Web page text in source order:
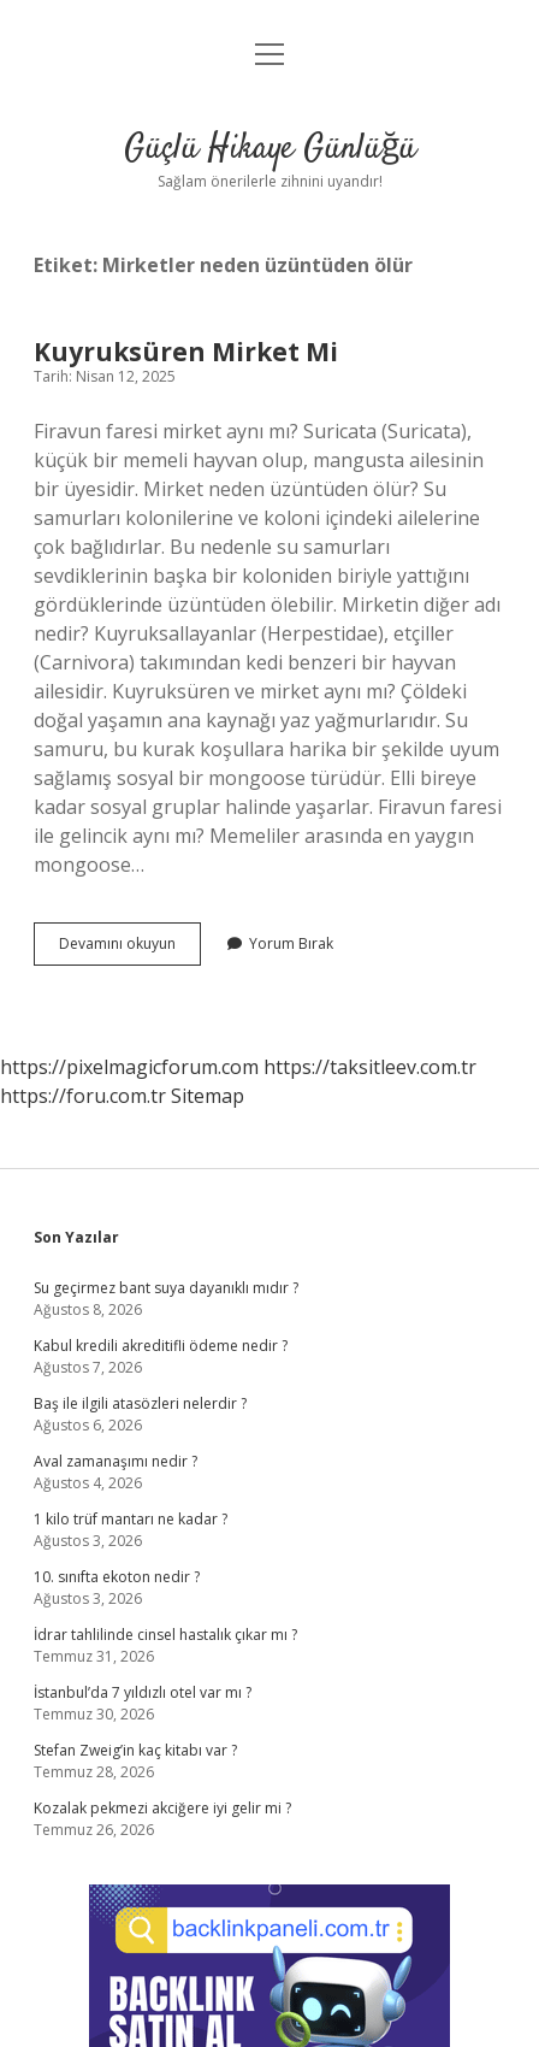
Anasayfa
Yasal Uyarı
menüyü
Güçlü Hikaye Günlüğü
Sağlam önerilerle zihnini uyandır!
Etiket: Mirketler neden üzüntüden ölür
Kuyruksüren Mirket Mi
Tarih: Nisan 12, 2025
Firavun faresi mirket aynı mı? Suricata (Suricata),
küçük bir memeli hayvan olup, mangusta ailesinin
bir üyesidir. Mirket neden üzüntüden ölür? Su
samurları kolonilerine ve koloni içindeki ailelerine
çok bağlıdırlar. Bu nedenle su samurları
sevdiklerinin başka bir koloniden biriyle yattığını
gördüklerinde üzüntüden ölebilir. Mirketin diğer adı
nedir? Kuyruksallayanlar (Herpestidae), etçiller
(Carnivora) takımından kedi benzeri bir hayvan
ailesidir. Kuyruksüren ve mirket aynı mı? Çöldeki
doğal yaşamın ana kaynağı yaz yağmurlarıdır. Su
samuru, bu kurak koşullara harika bir şekilde uyum
sağlamış sosyal bir mongoose türüdür. Elli bireye
kadar sosyal gruplar halinde yaşarlar. Firavun faresi
ile gelincik aynı mı? Memeliler arasında en yaygın
mongoose…
Devamını okuyun Kuyruksüren
Mirket
Yorum Bırak
https://pixelmagicforum.com https://taksitleev.com.tr
https://foru.com.trSitemap
Sidebar
Son Yazılar
Su geçirmez bant suya dayanıklı mıdır ?
Ağustos 8, 2026
Kabul kredili akreditifli ödeme nedir ?
Ağustos 7, 2026
Baş ile ilgili atasözleri nelerdir ?
Ağustos 6, 2026
Aval zamanaşımı nedir ?
Ağustos 4, 2026
1 kilo trüf mantarı ne kadar ?
Ağustos 3, 2026
10. sınıfta ekoton nedir ?
Ağustos 3, 2026
İdrar tahlilinde cinsel hastalık çıkar mı ?
Temmuz 31, 2026
İstanbul’da 7 yıldızlı otel var mı ?
Temmuz 30, 2026
Stefan Zweig’in kaç kitabı var ?
Temmuz 28, 2026
Kozalak pekmezi akciğere iyi gelir mi ?
Temmuz 26, 2026